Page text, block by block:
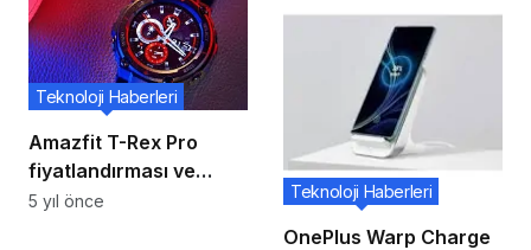
Amazfit T-Rex Pro
fiyatlandırması ve
uygulamalı video
Teknoloji Haberleri
5 yıl önce
OnePlus Warp Charge
Teknoloji Haberleri